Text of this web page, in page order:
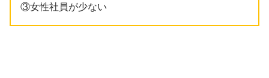
③女性社員が少ない